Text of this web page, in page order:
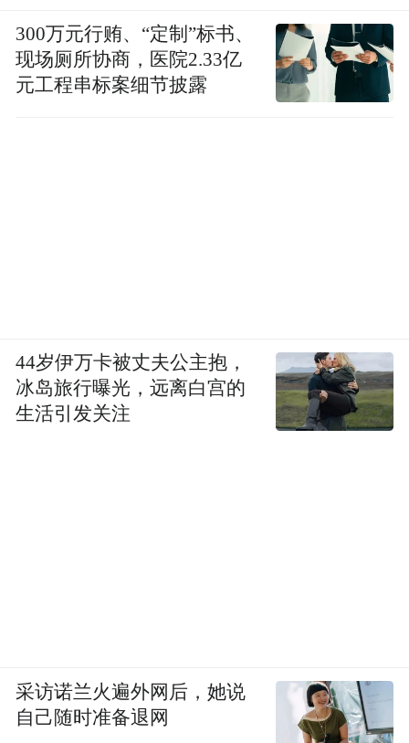
300万元行贿、“定制”标书、
现场厕所协商，医院2.33亿
元工程串标案细节披露
44岁伊万卡被丈夫公主抱，
冰岛旅行曝光，远离白宫的
生活引发关注
采访诺兰火遍外网后，她说
自己随时准备退网